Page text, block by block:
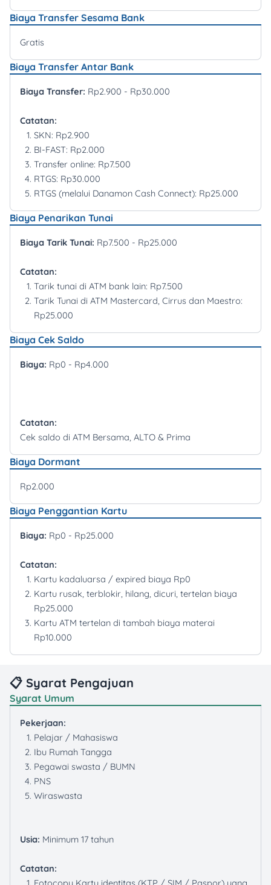
Biaya Transfer Sesama Bank
Gratis
Biaya Transfer Antar Bank
Biaya Transfer: Rp2.900 - Rp30.000
Catatan:
SKN: Rp2.900
BI-FAST: Rp2.000
Transfer online: Rp7.500
RTGS: Rp30.000
RTGS (melalui Danamon Cash Connect): Rp25.000
Biaya Penarikan Tunai
Biaya Tarik Tunai: Rp7.500 - Rp25.000
Catatan:
Tarik tunai di ATM bank lain: Rp7.500
Tarik Tunai di ATM Mastercard, Cirrus dan Maestro:
Rp25.000
Biaya Cek Saldo
Biaya: Rp0 - Rp4.000
Catatan:
Cek saldo di ATM Bersama, ALTO & Prima
Biaya Dormant
Rp2.000
Biaya Penggantian Kartu
Biaya: Rp0 - Rp25.000
Catatan:
Kartu kadaluarsa / expired biaya Rp0
Kartu rusak, terblokir, hilang, dicuri, tertelan biaya
Rp25.000
Kartu ATM tertelan di tambah biaya materai
Rp10.000
📋 Syarat Pengajuan
Syarat Umum
Pekerjaan:
Pelajar / Mahasiswa
Ibu Rumah Tangga
Pegawai swasta / BUMN
PNS
Wiraswasta
Usia: Minimum 17 tahun
Catatan: